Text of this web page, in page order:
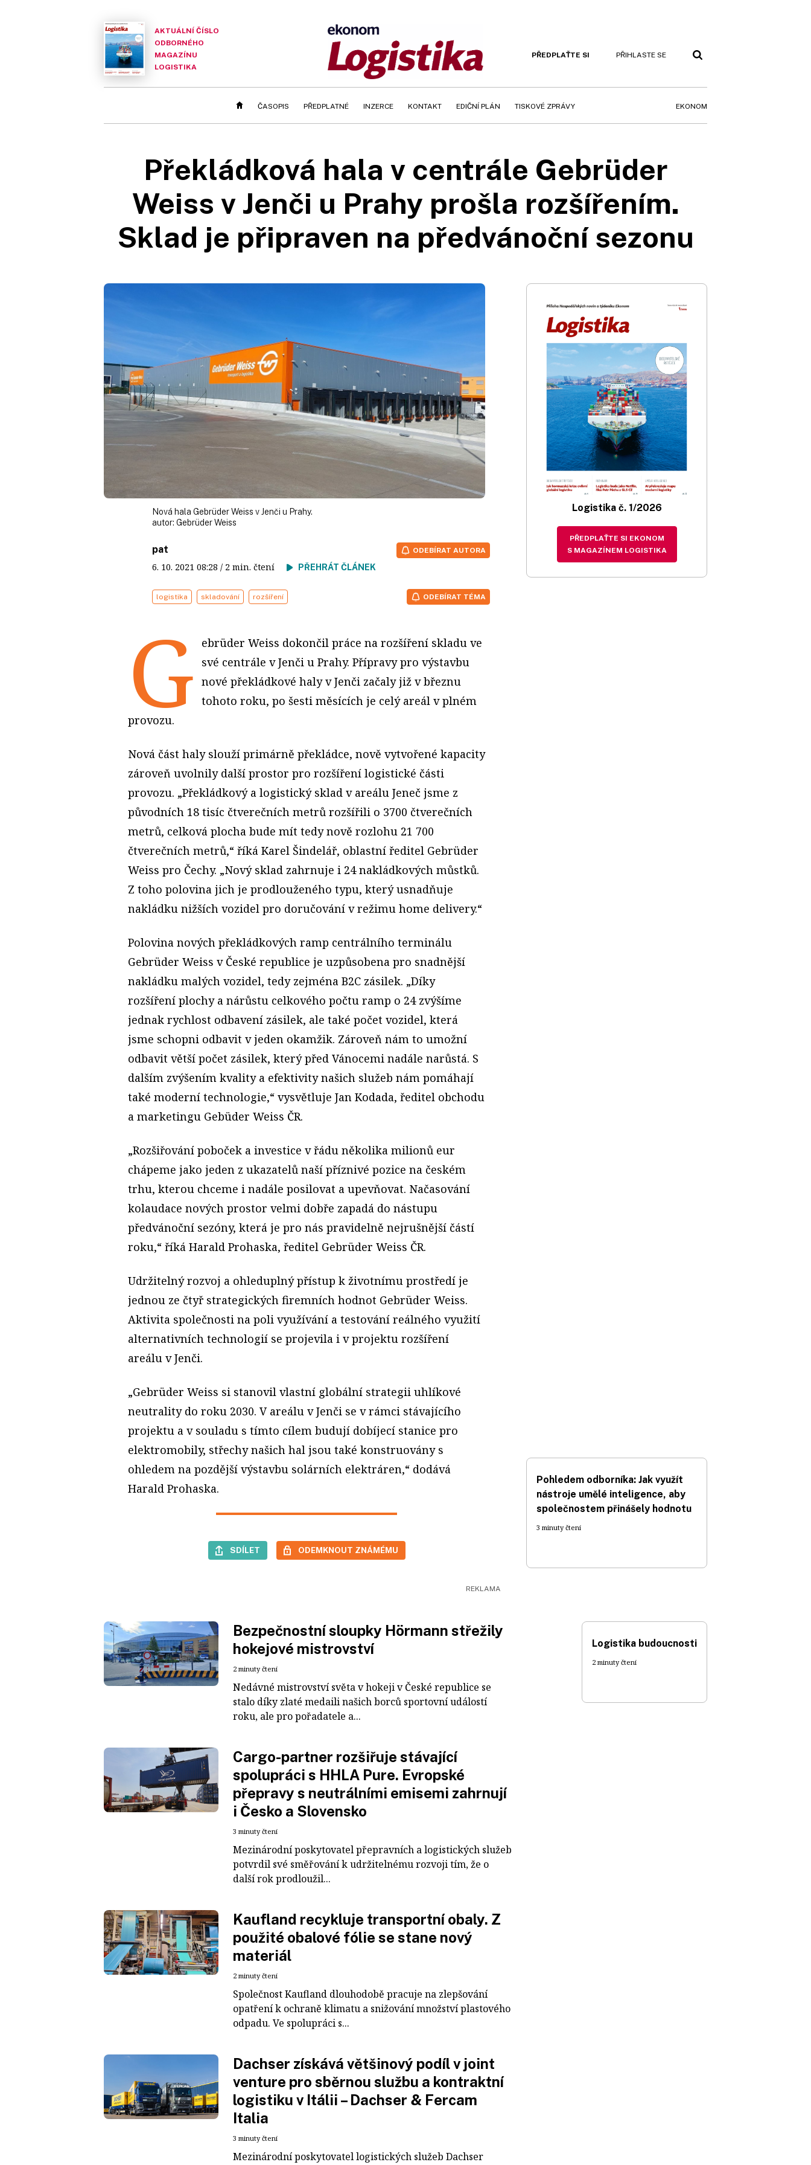
AKTUÁLNÍ ČÍSLO
ODBORNÉHO
MAGAZÍNU
LOGISTIKA
PŘEDPLAŤTE SI PŘIHLASTE SE
ČASOPIS PŘEDPLATNÉ INZERCE KONTAKT EDIČNÍ PLÁN TISKOVÉ ZPRÁVY EKONOM
Překládková hala v centrále Gebrüder
Weiss v Jenči u Prahy prošla rozšířením.
Sklad je připraven na předvánoční sezonu
Nová hala Gebrüder Weiss v Jenči u Prahy.
autor: Gebrüder Weiss
pat
6. 10. 2021 08:28 / 2 min. čtení PŘEHRÁT ČLÁNEK
ODEBÍRAT AUTORA
logistika skladování rozšíření ODEBÍRAT TÉMA
G
ebrüder Weiss dokončil práce na rozšíření skladu ve
své centrále v Jenči u Prahy. Přípravy pro výstavbu
nové překládkové haly v Jenči začaly již v březnu
tohoto roku, po šesti měsících je celý areál v plném
provozu.
Nová část haly slouží primárně překládce, nově vytvořené kapacity
zároveň uvolnily další prostor pro rozšíření logistické části
provozu. „Překládkový a logistický sklad v areálu Jeneč jsme z
původních 18 tisíc čtverečních metrů rozšířili o 3700 čtverečních
metrů, celková plocha bude mít tedy nově rozlohu 21 700
čtverečních metrů,“ říká Karel Šindelář, oblastní ředitel Gebrüder
Weiss pro Čechy. „Nový sklad zahrnuje i 24 nakládkových můstků.
Z toho polovina jich je prodlouženého typu, který usnadňuje
nakládku nižších vozidel pro doručování v režimu home delivery.“
Polovina nových překládkových ramp centrálního terminálu
Gebrüder Weiss v České republice je uzpůsobena pro snadnější
nakládku malých vozidel, tedy zejména B2C zásilek. „Díky
rozšíření plochy a nárůstu celkového počtu ramp o 24 zvýšíme
jednak rychlost odbavení zásilek, ale také počet vozidel, která
jsme schopni odbavit v jeden okamžik. Zároveň nám to umožní
odbavit větší počet zásilek, který před Vánocemi nadále narůstá. S
dalším zvýšením kvality a efektivity našich služeb nám pomáhají
také moderní technologie,“ vysvětluje Jan Kodada, ředitel obchodu
a marketingu Gebüder Weiss ČR.
„Rozšiřování poboček a investice v řádu několika milionů eur
chápeme jako jeden z ukazatelů naší příznivé pozice na českém
trhu, kterou chceme i nadále posilovat a upevňovat. Načasování
kolaudace nových prostor velmi dobře zapadá do nástupu
předvánoční sezóny, která je pro nás pravidelně nejrušnější částí
roku,“ říká Harald Prohaska, ředitel Gebrüder Weiss ČR.
Udržitelný rozvoj a ohleduplný přístup k životnímu prostředí je
jednou ze čtyř strategických firemních hodnot Gebrüder Weiss.
Aktivita společnosti na poli využívání a testování reálného využití
alternativních technologií se projevila i v projektu rozšíření
areálu v Jenči.
„Gebrüder Weiss si stanovil vlastní globální strategii uhlíkové
neutrality do roku 2030. V areálu v Jenči se v rámci stávajícího
projektu a v souladu s tímto cílem budují dobíjecí stanice pro
elektromobily, střechy našich hal jsou také konstruovány s
ohledem na pozdější výstavbu solárních elektráren,“ dodává
Harald Prohaska.
SDÍLET ODEMKNOUT ZNÁMÉMU
Logistika č. 1/2026
PŘEDPLAŤTE SI EKONOM
S MAGAZÍNEM LOGISTIKA
Pohledem odborníka: Jak využít
nástroje umělé inteligence, aby
společnostem přinášely hodnotu
3 minuty čtení
Bezpečnostní sloupky Hörmann střežily
hokejové mistrovství
2 minuty čtení
Nedávné mistrovství světa v hokeji v České republice se
stalo díky zlaté medaili našich borců sportovní událostí
roku, ale pro pořadatele a...
Cargo-partner rozšiřuje stávající
spolupráci s HHLA Pure. Evropské
přepravy s neutrálními emisemi zahrnují
i Česko a Slovensko
3 minuty čtení
Mezinárodní poskytovatel přepravních a logistických služeb
potvrdil své směřování k udržitelnému rozvoji tím, že o
další rok prodloužil...
Kaufland recykluje transportní obaly. Z
použité obalové fólie se stane nový
materiál
2 minuty čtení
Společnost Kaufland dlouhodobě pracuje na zlepšování
opatření k ochraně klimatu a snižování množství plastového
odpadu. Ve spolupráci s...
Dachser získává většinový podíl v joint
venture pro sběrnou službu a kontraktní
logistiku v Itálii – Dachser & Fercam
Italia
3 minuty čtení
Mezinárodní poskytovatel logistických služeb Dachser
Logistika budoucnosti
2 minuty čtení